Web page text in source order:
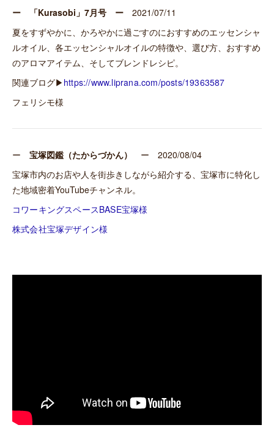
ー 「Kurasobi」7月号 ー 2021/07/11
夏をすずやかに、かろやかに過ごすのにおすすめのエッセンシャ
ルオイル、各エッセンシャルオイルの特徴や、選び方、おすすめ
のアロマアイテム、そしてブレンドレシピ。
関連ブログ▶ https://www.liprana.com/posts/19363587
フェリシモ様
ー 宝塚図鑑（たからづかん）
ー 2020/08/04
宝塚市内のお店や人を街歩きしながら紹介する、宝塚市に特化し
た地域密着YouTubeチャンネル。
コワーキングスペースBASE宝塚様
株式会社宝塚デザイン様